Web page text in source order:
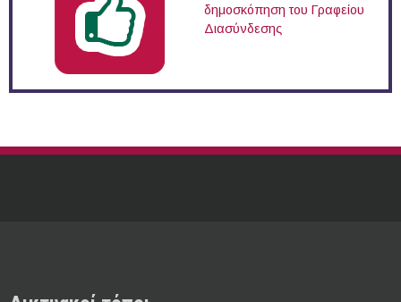
δημοσκόπηση του Γραφείου
Διασύνδεσης